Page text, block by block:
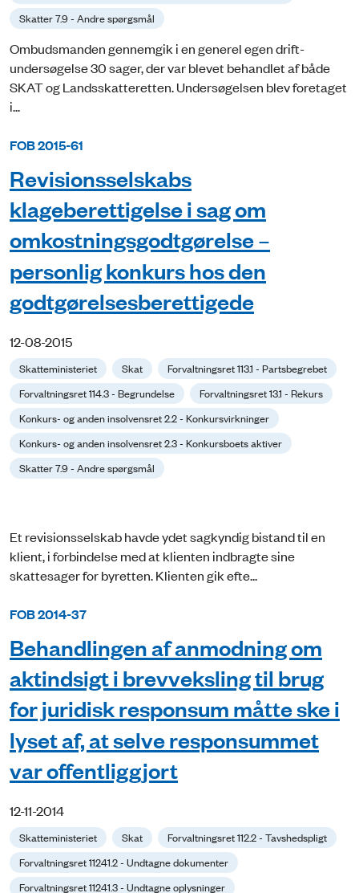
Skatter 7.9 - Andre spørgsmål
Ombudsmanden gennemgik i en generel egen drift-
undersøgelse 30 sager, der var blevet behandlet af både
SKAT og Landsskatteretten. Undersøgelsen blev foretaget
i...
FOB 2015-61
Revisionsselskabs
klageberettigelse i sag om
omkostningsgodtgørelse –
personlig konkurs hos den
godtgørelsesberettigede
12-08-2015
Skatteministeriet Skat
Forvaltningsret 113.1 - Partsbegrebet
Forvaltningsret 114.3 - Begrundelse
Forvaltningsret 13.1 - Rekurs
Konkurs- og anden insolvensret 2.2 - Konkursvirkninger
Konkurs- og anden insolvensret 2.3 - Konkursboets aktiver
Skatter 7.9 - Andre spørgsmål
Et revisionsselskab havde ydet sagkyndig bistand til en
klient, i forbindelse med at klienten indbragte sine
skattesager for byretten. Klienten gik efte...
FOB 2014-37
Behandlingen af anmodning om
aktindsigt i brevveksling til brug
for juridisk responsum måtte ske i
lyset af, at selve responsummet
var offentliggjort
12-11-2014
Skatteministeriet Skat
Forvaltningsret 112.2 - Tavshedspligt
Forvaltningsret 11241.2 - Undtagne dokumenter
Forvaltningsret 11241.3 - Undtagne oplysninger